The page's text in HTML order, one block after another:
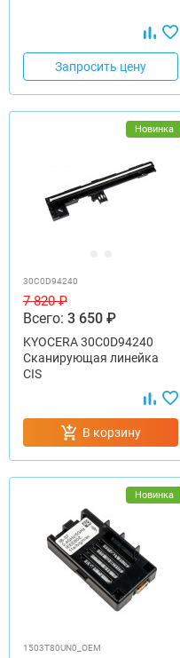
Запросить цену
Новинка
30C0D94240
7 820 ₽
Всего: 3 650 ₽
KYOCERA 30C0D94240
Сканирующая линейка
CIS
В корзину
Новинка
1503T80UN0_OEM